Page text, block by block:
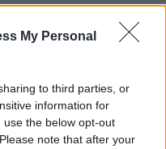
My Personal
to third parties, or
information for
the below opt-out
note that after your
pedig köztereket
el. Mi történt harminc
HELYI
házi lapja.